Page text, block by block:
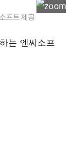
프트 제공
는 엔씨소프